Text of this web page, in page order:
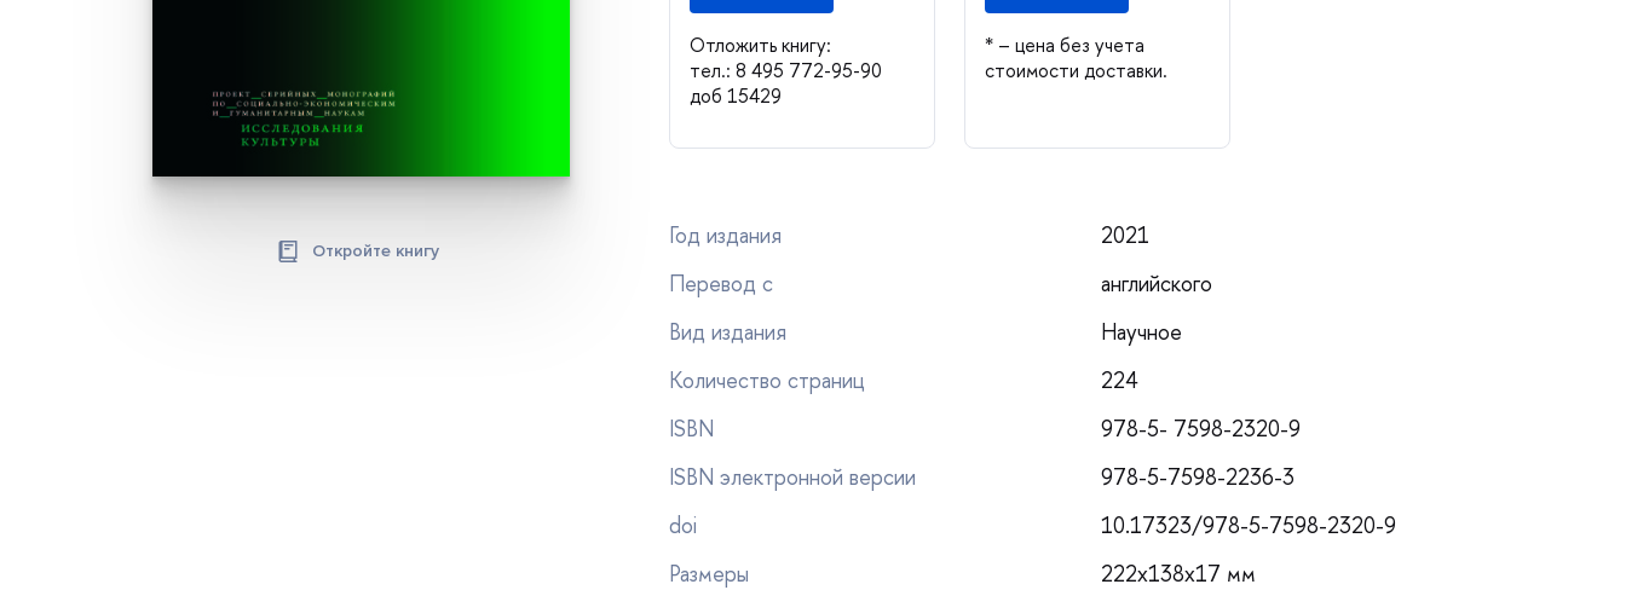
Откройте книгу
Отложить книгу:
тел.: 8 495 772-95-90
доб 15429
* – цена без учета
стоимости доставки.
Год издания
2021
Перевод с
английского
ид издания
Научное
Количество страниц
224
ISBN
978-5- 7598-2320-9
ISBN электронной версии
978-5-7598-2236-3
doi
10.17323/978-5-7598-2320-9
Размеры
222x138x17 мм